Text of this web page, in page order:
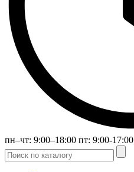
пн–чт: 9:00–18:00 пт: 9:00-17:00